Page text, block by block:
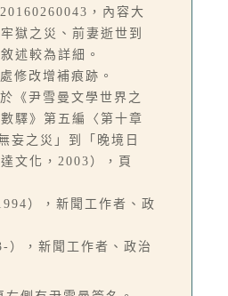
，內容大
獄之災、前妻逝世到
述較為詳細。
修改增補痕跡。
《尹雪曼文學世界之
驛》第五編〈第十章
妄之災」到「晚境日
文化，2003），頁
），新聞工作者、政
），新聞工作者、政治